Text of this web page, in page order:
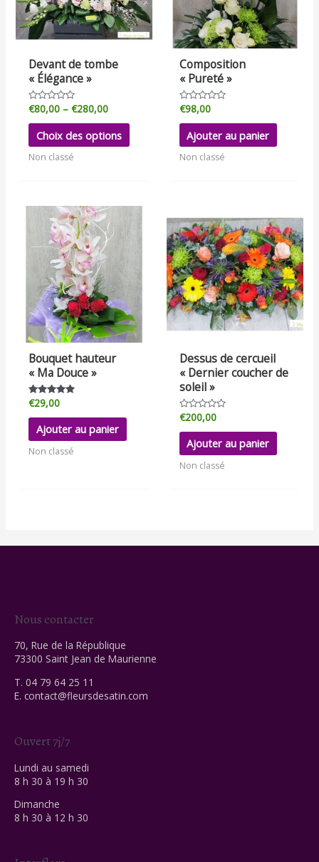
Devant de tombe
« Élégance »
Note
sur
€80,00– €280,00
Choix des options
Non classé
Composition
« Pureté »
Note
sur
€98,00
Ajouter au panier
Non classé
Bouquet hauteur
« Ma Douce »
Note
sur 5
€29,00
Ajouter au panier
Non classé
Dessus de cercueil
« Dernier coucher de
soleil »
Note
sur
€200,00
Ajouter au panier
Non classé
Nous contacter
70, Rue de la République
73300 Saint Jean de Maurienne
T. 04 79 64 25 11
E. contact@fleursdesatin.com
Ouvert 7j/7
Lundi au samedi
8 h 30 à 19 h 30
Dimanche
8 h 30 à 12 h 30